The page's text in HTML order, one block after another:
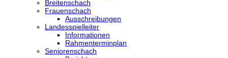
Breitenschach
Frauenschach
Ausschreibungen
Landesspielleiter
Informationen
Rahmenterminplan
Seniorenschach